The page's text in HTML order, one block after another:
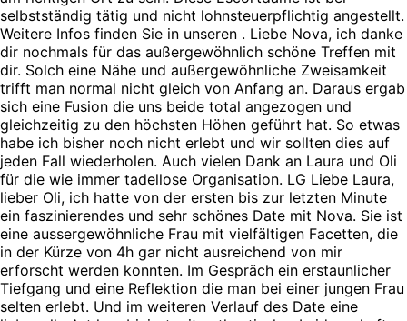
selbstständig tätig und nicht lohnsteuerpflichtig angestellt.
Weitere Infos finden Sie in unseren . Liebe Nova, ich danke
dir nochmals für das außergewöhnlich schöne Treffen mit
dir. Solch eine Nähe und außergewöhnliche Zweisamkeit
trifft man normal nicht gleich von Anfang an. Daraus ergab
sich eine Fusion die uns beide total angezogen und
gleichzeitig zu den höchsten Höhen geführt hat. So etwas
habe ich bisher noch nicht erlebt und wir sollten dies auf
jeden Fall wiederholen. Auch vielen Dank an Laura und Oli
für die wie immer tadellose Organisation. LG Liebe Laura,
lieber Oli, ich hatte von der ersten bis zur letzten Minute
ein faszinierendes und sehr schönes Date mit Nova. Sie ist
eine aussergewöhnliche Frau mit vielfältigen Facetten, die
in der Kürze von 4h gar nicht ausreichend von mir
erforscht werden konnten. Im Gespräch ein erstaunlicher
Tiefgang und eine Reflektion die man bei einer jungen Frau
selten erlebt. Und im weiteren Verlauf des Date eine